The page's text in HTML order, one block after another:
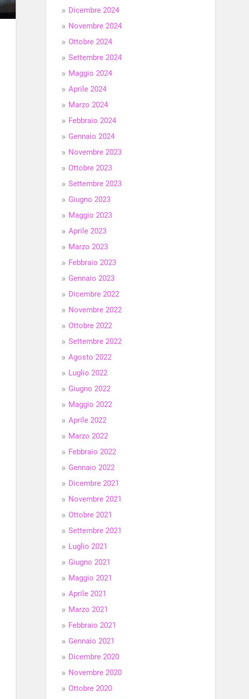
Dicembre 2024
Novembre 2024
Ottobre 2024
Settembre 2024
Maggio 2024
Aprile 2024
Marzo 2024
Febbraio 2024
Gennaio 2024
Novembre 2023
Ottobre 2023
Settembre 2023
Giugno 2023
Maggio 2023
Aprile 2023
Marzo 2023
Febbraio 2023
Gennaio 2023
Dicembre 2022
Novembre 2022
Ottobre 2022
Settembre 2022
Agosto 2022
Luglio 2022
Giugno 2022
Maggio 2022
Aprile 2022
Marzo 2022
Febbraio 2022
Gennaio 2022
Dicembre 2021
Novembre 2021
Ottobre 2021
Settembre 2021
Luglio 2021
Giugno 2021
Maggio 2021
Aprile 2021
Marzo 2021
Febbraio 2021
Gennaio 2021
Dicembre 2020
Novembre 2020
Ottobre 2020